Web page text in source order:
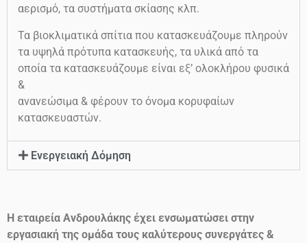
αερισμό, τα συστήματα σκίασης κλπ.
Τα βιοκλιματικά σπίτια που κατασκευάζουμε πληρούν
τα υψηλά πρότυπα κατασκευής, τα υλικά από τα
οποία τα κατασκευάζουμε είναι εξ’ ολοκλήρου φυσικά
&
ανανεώσιμα & φέρουν το όνομα κορυφαίων
κατασκευαστών.
Ενεργειακή Δόμηση
Η εταιρεία Ανδρουλάκης έχει ενσωματώσει στην
εργασιακή της ομάδα τους καλύτερους συνεργάτες &